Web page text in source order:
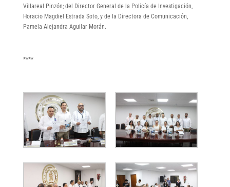
Villareal Pinzón; del Director General de la Policía de Investigación,
Horacio Magdiel Estrada Soto, y de la Directora de Comunicación,
Pamela Alejandra Aguilar Morán.
****